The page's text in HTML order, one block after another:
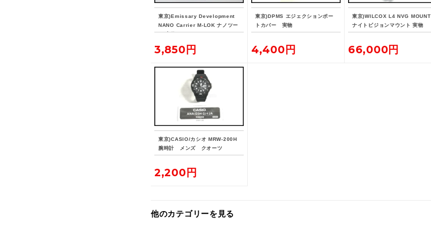
東京)Emissary Development
NANO Carrier M-LOK ナノツー
ル 実物
3,850円
東京)DPMS エジェクションポー
トカバー 実物
4,400円
東京)WILCOX L4 NVG MOUNT
ナイトビジョンマウント 実物
66,000円
東京)CASIO/カシオ MRW-200H
腕時計 メンズ クオーツ
2,200円
他のカテゴリーを見る